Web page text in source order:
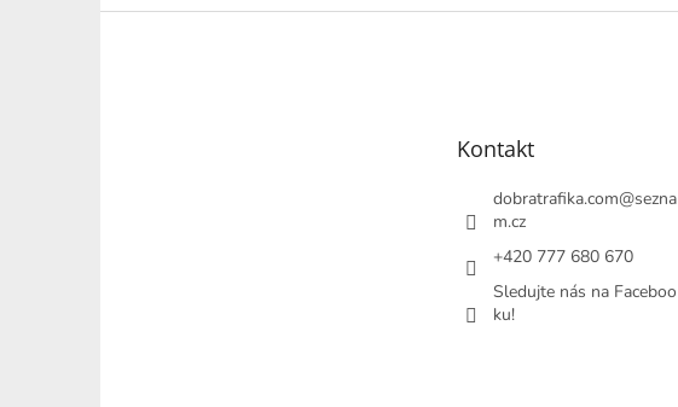
Kontakt
dobratrafika.com@sezna
m.cz
+420 777 680 670
Sledujte nás na Faceboo
ku!